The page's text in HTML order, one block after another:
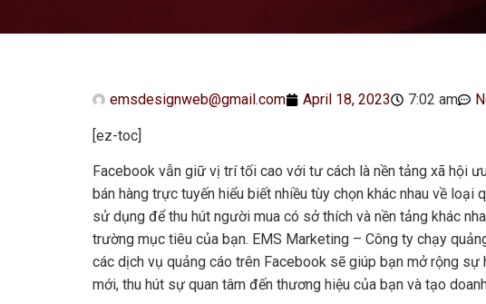
emsdesignweb@gmail.com April 18, 2023 7:02 am
[ez-toc]
Facebook vẫn giữ vị trí tối cao với tư cách là nền tảng xã hội
bán hàng trực tuyến hiểu biết nhiều tùy chọn khác nhau về
sử dụng để thu hút người mua có sở thích và nền tảng khác
trường mục tiêu của bạn. EMS Marketing – Công ty chạy
các dịch vụ quảng cáo trên Facebook sẽ giúp bạn mở rộng sự
mới, thu hút sự quan tâm đến thương hiệu của bạn và tạo